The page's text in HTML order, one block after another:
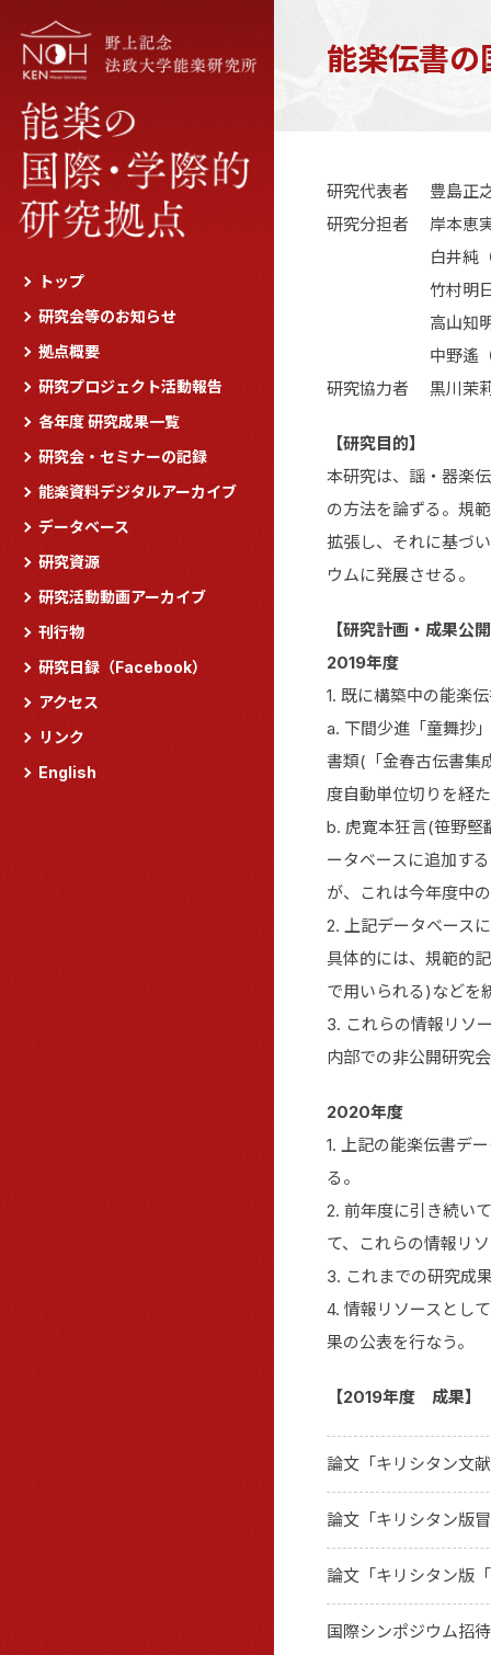
トップ
研究会等のお知らせ
拠点概要
研究プロジェクト活動報告
各年度 研究成果一覧
研究会・セミナーの記録
能楽資料デジタルアーカイブ
データベース
研究資源
研究活動動画アーカイブ
刊行物
研究日録（Facebook）
アクセス
リンク
English
能楽伝書の
研究代表者 豊島正
研究分担者 岸本恵
白井純（広島
竹村明日香（お
高山知明（金
中野遙（上智大
研究協力者 黒川茉
【研究目的】
本研究は、謡・器楽
の方法を論ずる。規
拡張し、それに基づ
ウムに発展させる。
【研究計画・成果公
2019年度
1. 既に構築中の能楽
a. 下間少進「童舞抄
書類(「金春古伝書集
度自動単位切りを経
b. 虎寛本狂言(笹野堅
ータベースに追加す
が、これは今年度中
2. 上記データベース
具体的には、規範的
で用いられる)などを
3. これらの情報リソ
内部での非公開研究
2020年度
1. 上記の能楽伝書デ
る。
2. 前年度に引き続い
て、これらの情報リ
3. これまでの研究成
4. 情報リソースとし
果の公表を行なう。
【2019年度 成果】
論文「キリシタン文
論文「キリシタン版
論文「キリシタン版
国際シンポジウム招